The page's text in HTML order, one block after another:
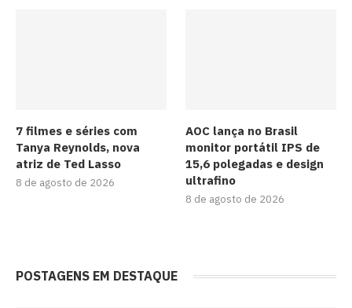
7 filmes e séries com
Tanya Reynolds, nova
atriz de Ted Lasso
8 de agosto de 2026
AOC lança no Brasil
monitor portátil IPS de
15,6 polegadas e design
ultrafino
8 de agosto de 2026
POSTAGENS EM DESTAQUE